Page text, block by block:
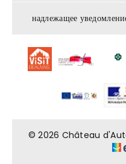
надлежащее
© 2026 Château